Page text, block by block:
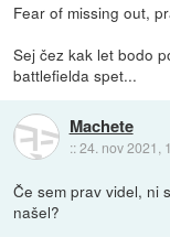
Fear of missing out,
Sej čez kak let bodo
battlefielda spet...
Machete
::24. nov 2021,
Če sem prav videl, ni
našel?